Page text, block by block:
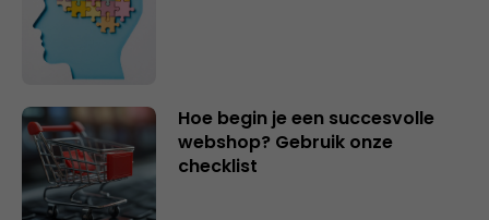
Hoe begin je een succesvolle
webshop? Gebruik onze
checklist